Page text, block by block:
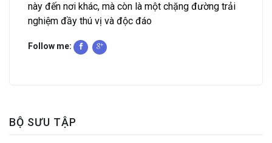
này đến nơi khác, mà còn là một chặng đường trải
nghiệm đầy thú vị và độc đáo
Follow me:
BỘ SƯU TẬP